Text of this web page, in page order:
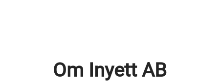
Om Inyett AB